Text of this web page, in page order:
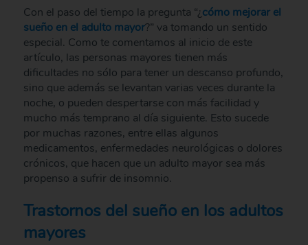
Con el paso del tiempo la pregunta “¿cómo mejorar el
sueño en el adulto mayor?” va tomando un sentido
especial. Como te comentamos al inicio de este
artículo, las personas mayores tienen más
dificultades no sólo para tener un descanso profundo,
sino que además se levantan varias veces durante la
noche, o pueden despertarse con más facilidad y
mucho más temprano al día siguiente. Esto sucede
por muchas razones, entre ellas algunos
medicamentos, enfermedades neurológicas o dolores
crónicos, que hacen que un adulto mayor sea más
propenso a sufrir de insomnio.
Trastornos del sueño en los adultos
mayores